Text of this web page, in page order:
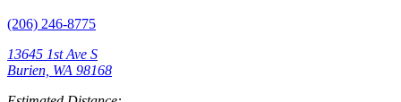
(206) 246-8775
13645 1st Ave S
Burien, WA 98168